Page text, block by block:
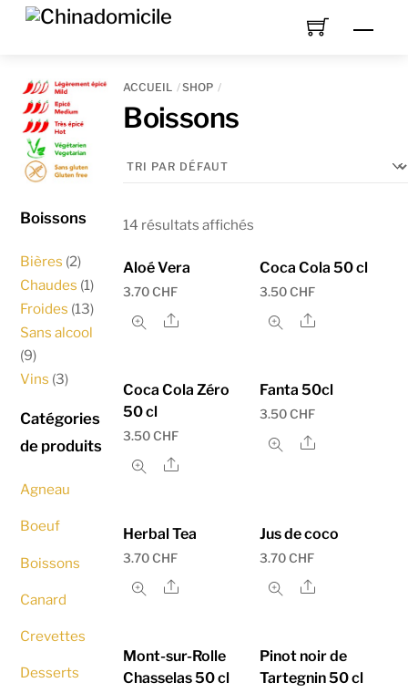
Skip
ACCUEIL SHOP
Boissons
14 résultats affichés
Aloé Vera
3.70CHF
Share
Coca Cola 50 cl
3.50CHF
Share
Coca Cola Zéro
50 cl
3.50CHF
Share
Fanta 50cl
3.50CHF
Share
Herbal Tea
3.70CHF
Share
Jus de coco
3.70CHF
Share
Mont-sur-Rolle
Chasselas 50 cl
Pinot noir de
Tartegnin 50 cl
Boissons
Bières (2)
Chaudes (1)
Froides (13)
Sans alcool
(9)
Vins (3)
Catégories
de produits
Agneau
Boeuf
Boissons
Canard
Crevettes
Desserts